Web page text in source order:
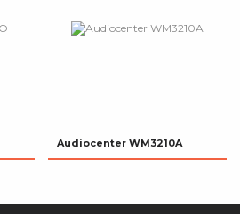
Audiocenter WM3210A